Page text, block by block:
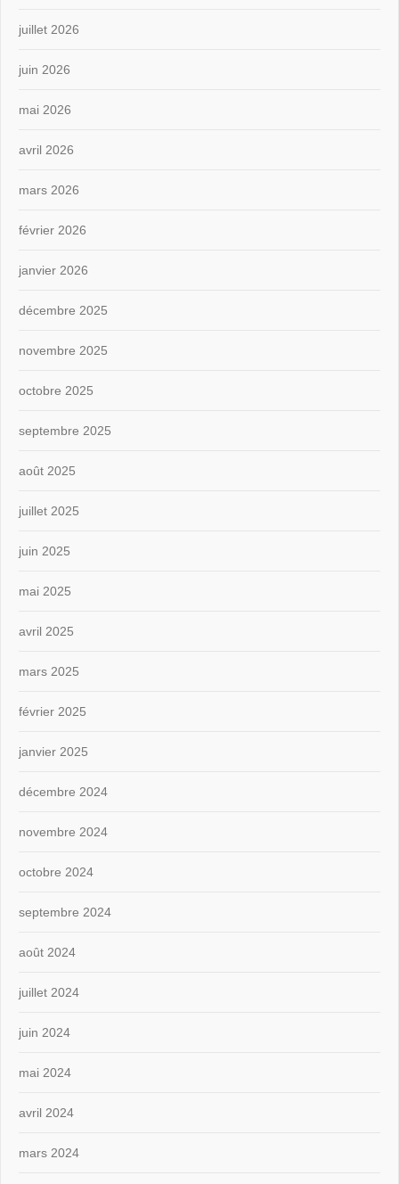
juillet 2026
juin 2026
mai 2026
avril 2026
mars 2026
février 2026
janvier 2026
décembre 2025
novembre 2025
octobre 2025
septembre 2025
août 2025
juillet 2025
juin 2025
mai 2025
avril 2025
mars 2025
février 2025
janvier 2025
décembre 2024
novembre 2024
octobre 2024
septembre 2024
août 2024
juillet 2024
juin 2024
mai 2024
avril 2024
mars 2024